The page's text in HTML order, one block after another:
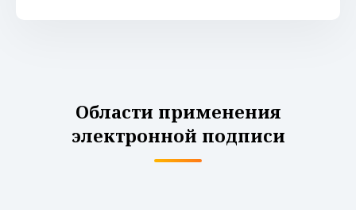
Области применения
электронной подписи